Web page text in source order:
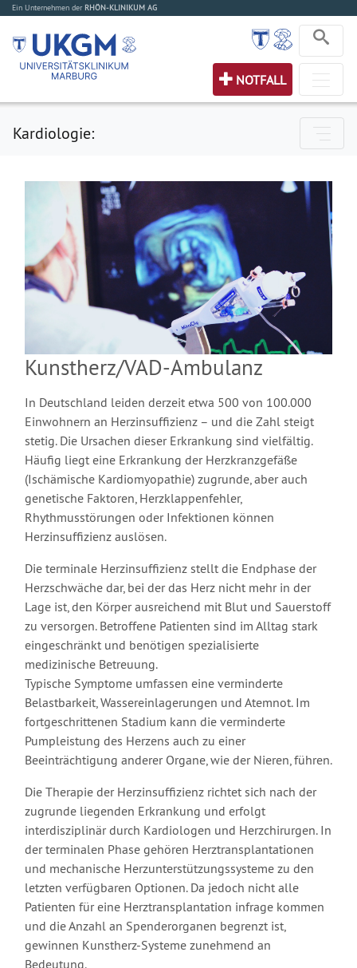
Ein Unternehmen der RHÖN-KLINIKUM AG
NOTFALL
Kardiologie:
Kunstherz/VAD-Ambulanz
In Deutschland leiden derzeit etwa 500 von 100.000
Einwohnern an Herzinsuffizienz – und die Zahl steigt
stetig. Die Ursachen dieser Erkrankung sind vielfältig.
Häufig liegt eine Erkrankung der Herzkranzgefäße
(Ischämische Kardiomyopathie) zugrunde, aber auch
genetische Faktoren, Herzklappenfehler,
Rhythmusstörungen oder Infektionen können
Herzinsuffizienz auslösen.
Die terminale Herzinsuffizienz stellt die Endphase der
Herzschwäche dar, bei der das Herz nicht mehr in der
Lage ist, den Körper ausreichend mit Blut und Sauerstoff
zu versorgen. Betroffene Patienten sind im Alltag stark
eingeschränkt und benötigen spezialisierte
medizinische Betreuung.
Typische Symptome umfassen eine verminderte
Belastbarkeit, Wassereinlagerungen und Atemnot. Im
fortgeschrittenen Stadium kann die verminderte
Pumpleistung des Herzens auch zu einer
Beeinträchtigung anderer Organe, wie der Nieren, führen.
Die Therapie der Herzinsuffizienz richtet sich nach der
zugrunde liegenden Erkrankung und erfolgt
interdisziplinär durch Kardiologen und Herzchirurgen. In
der terminalen Phase gehören Herztransplantationen
und mechanische Herzunterstützungssysteme zu den
letzten verfügbaren Optionen. Da jedoch nicht alle
Patienten für eine Herztransplantation infrage kommen
und die Anzahl an Spenderorganen begrenzt ist,
gewinnen Kunstherz-Systeme zunehmend an
Bedeutung.